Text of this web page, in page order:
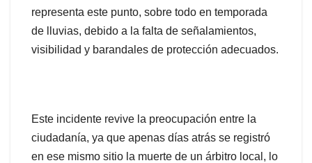
representa este punto, sobre todo en temporada
de lluvias, debido a la falta de señalamientos,
visibilidad y barandales de protección adecuados.
Este incidente revive la preocupación entre la
ciudadanía, ya que apenas días atrás se registró
en ese mismo sitio la muerte de un árbitro local, lo